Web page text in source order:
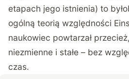
etapach jego istnienia) to
ogólną teorią względności
naukowiec powtarzał
niezmienne i stałe – bez
czas.